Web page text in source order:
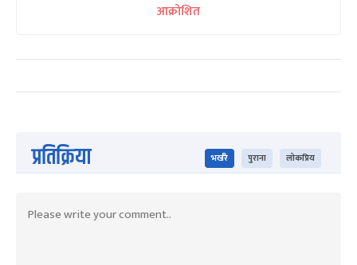
आक्रोशित
प्रतिक्रिया भर्खरै पुराना लोकप्रिय